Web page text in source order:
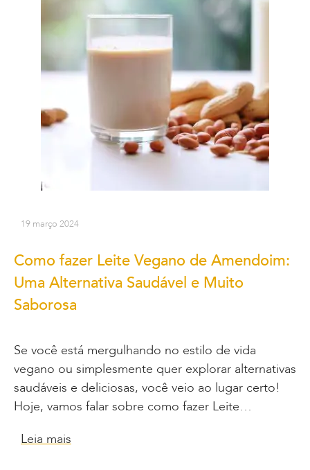
19 março 2024
Como fazer Leite Vegano de Amendoim:
Uma Alternativa Saudável e Muito
Saborosa
Se você está mergulhando no estilo de vida
vegano ou simplesmente quer explorar alternativas
saudáveis e deliciosas, você veio ao lugar certo!
Hoje, vamos falar sobre como fazer Leite…
Leia mais